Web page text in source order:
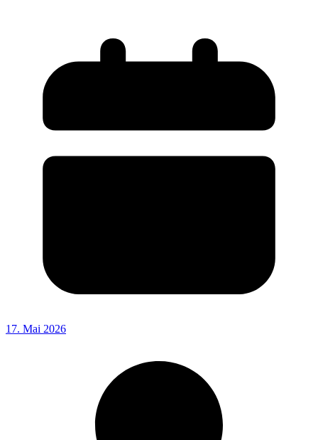
17. Mai 2026